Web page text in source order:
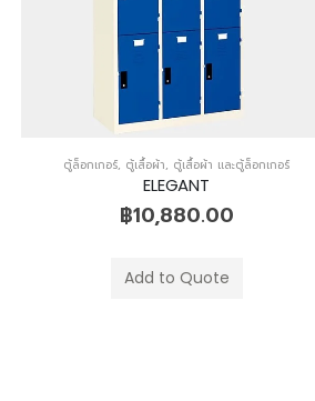
ตู้ล็อกเกอร์, ตู้เสื้อผ้า, ตู้เสื้อผ้า และตู้ล็อกเกอร์
ELEGANT
฿6,970.00
Add to Quote